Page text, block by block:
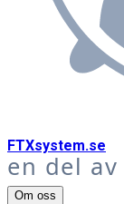
FTXsystem.se
en del av
Om oss